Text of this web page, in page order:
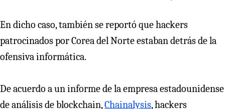
En dicho caso, también se reportó que hackers
patrocinados por Corea del Norte estaban detrás de la
ofensiva informática.
De acuerdo a un informe de la empresa estadounidense
de análisis de blockchain,Chainalysis, hackers